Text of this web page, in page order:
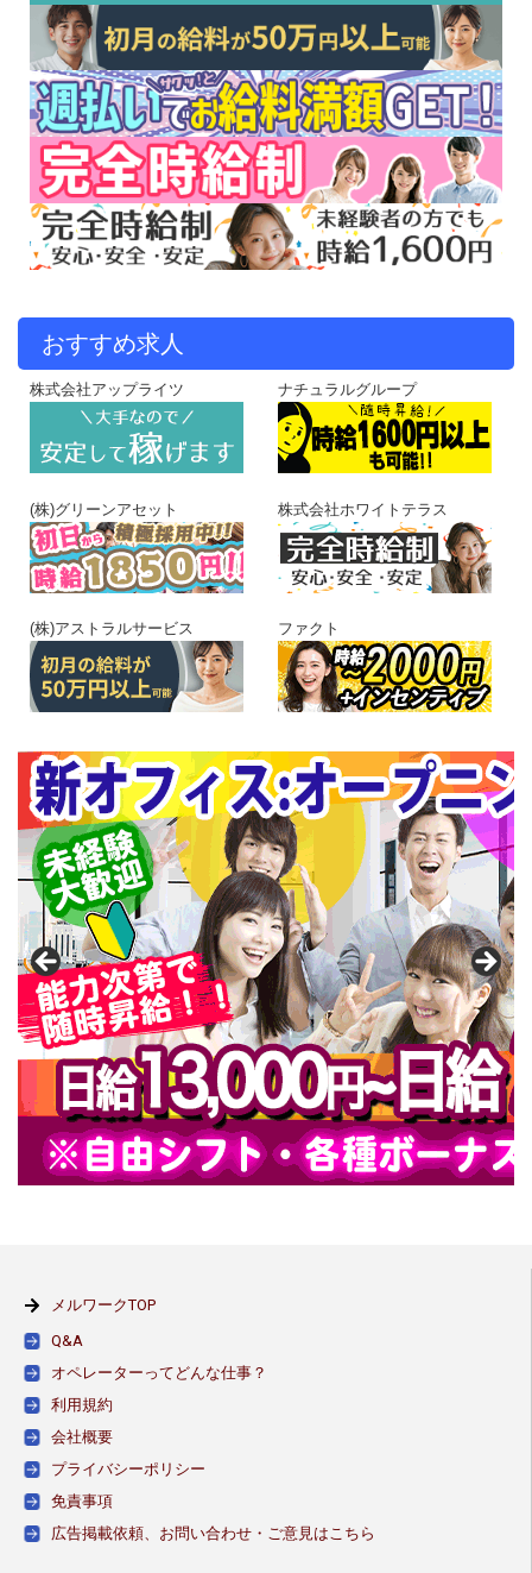
おすすめ求人
株式会社アップライツ ナチュラルグループ
(株)グリーンアセット 株式会社ホワイトテラス
(株)アストラルサービス ファクト
メルワークTOP
Q&A
オペレーターってどんな仕事？
利用規約
会社概要
プライバシーポリシー
免責事項
広告掲載依頼、お問い合わせ・ご意見はこちら